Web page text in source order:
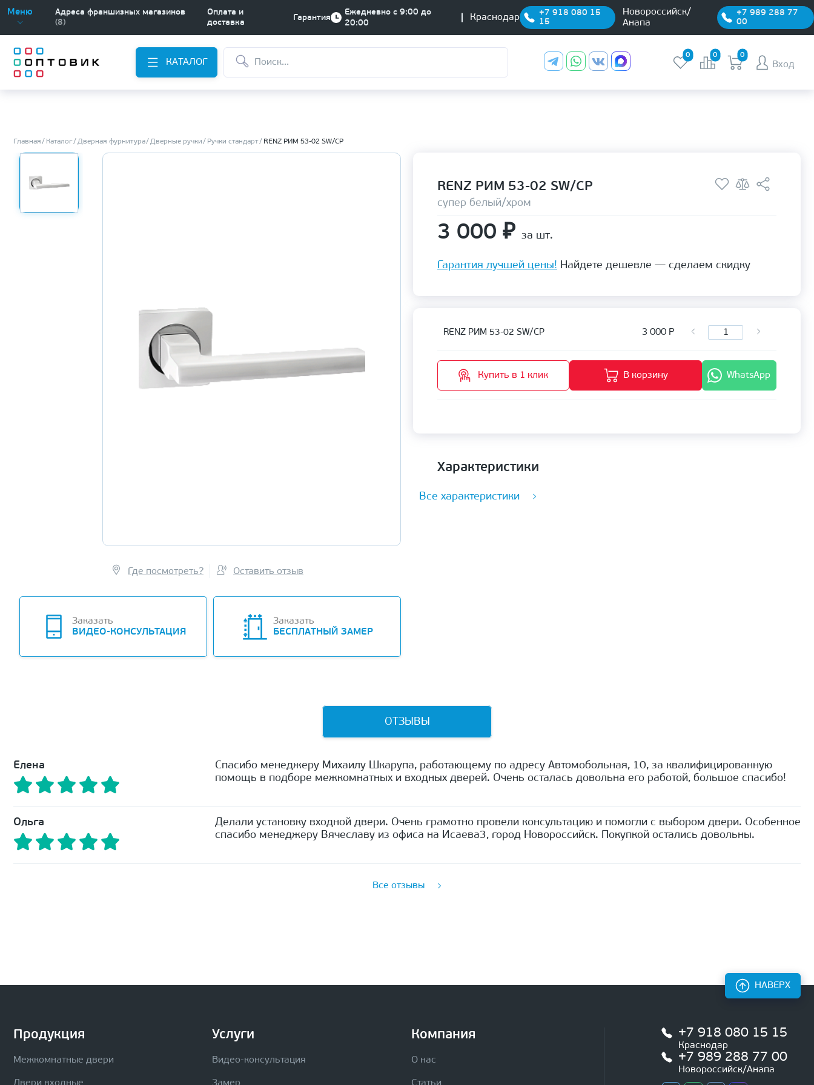
Меню
Адреса франшизных магазинов
(8)
Оплата и
доставка
Гарантия
Ежедневно с 9:00 до
20:00
Краснодар
+7 918 080 15
15
Новороссийск/
Анапа
+7 989 288 77
00
КАТАЛОГ
0 0 0
Вход
Главная Каталог Дверная фурнитура Дверные ручки Ручки стандарт RENZ РИМ 53-02 SW/CP
Где посмотреть? Оставить отзыв
Заказать
ВИДЕО-КОНСУЛЬТАЦИЯ
Заказать
БЕСПЛАТНЫЙ ЗАМЕР
RENZ РИМ 53-02 SW/CP
супер белый/хром
3 000 ₽ за шт.
Гарантия лучшей цены! Найдете дешевле — сделаем скидку
RENZ РИМ 53-02 SW/CP 3 000 Р
Купить в 1 клик В корзину WhatsApp
Характеристики
Все характеристики
ОТЗЫВЫ
Елена
Спасибо менеджеру Михаилу Шкарупа, работающему по адресу Автомобольная, 10, за квалифицированную
помощь в подборе межкомнатных и входных дверей. Очень осталась довольна его работой, большое спасибо!
Ольга
Делали установку входной двери. Очень грамотно провели консультацию и помогли с выбором двери. Особенное
спасибо менеджеру Вячеславу из офиса на Исаева3, город Новороссийск. Покупкой остались довольны.
Все отзывы
Продукция
Межкомнатные двери
Услуги
Видео-консультация
Компания
О нас
+7 918 080 15 15
Краснодар
+7 989 288 77 00
Новороссийск/Анапа
НАВЕРХ